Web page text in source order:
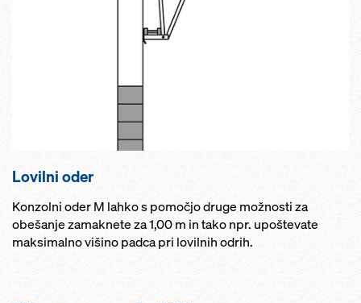
Lovilni oder
Konzolni oder M lahko s pomočjo druge možnosti za
obešanje zamaknete za 1,00 m in tako npr. upoštevate
maksimalno višino padca pri lovilnih odrih.